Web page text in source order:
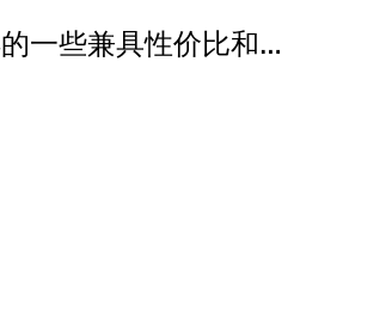
一些兼具性价比和性时比的